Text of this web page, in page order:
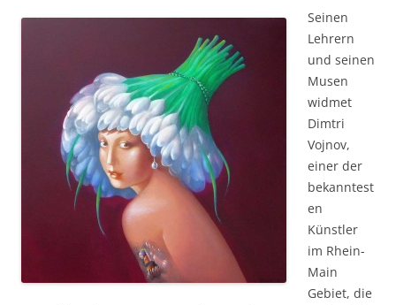
Seinen
Lehrern
und seinen
Musen
widmet
Dimtri
Vojnov,
einer der
bekanntest
en
Künstler
im Rhein-
Main
Gebiet, die